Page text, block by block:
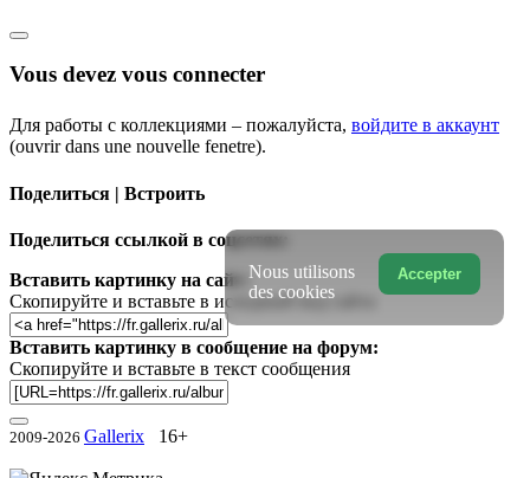
Vous devez vous connecter
Для работы с коллекциями – пожалуйста, войдите в аккаунт
(ouvrir dans une nouvelle fenetre).
Поделиться | Встроить
Поделиться ссылкой в соцсетях:
Вставить картинку на сайт:
Скопируйте и вставьте в исходный код сайта
Вставить картинку в сообщение на форум:
Скопируйте и вставьте в текст сообщения
2009-2026 Gallerix 16+
Accepter
Nous utilisons
des cookies